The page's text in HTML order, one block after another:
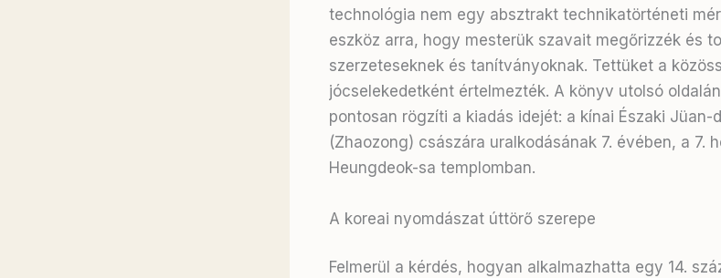
technológia nem egy absztrakt technikatörténeti
eszköz arra, hogy mesterük szavait megőrizzék és
szerzeteseknek és tanítványoknak. Tettüket a
jócselekedetként értelmezték. A könyv utolsó
pontosan rögzíti a kiadás idejét: a kínai Északi Jüan-
(Zhaozong) császára uralkodásának 7. évében, a 7.
Heungdeok-sa templomban.
A koreai nyomdászat úttörő szerepe
Felmerül a kérdés, hogyan alkalmazhatta egy 14.